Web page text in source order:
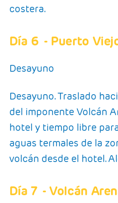
costera.
Día 6 - Puerto
Desayuno
Desayuno. Traslado
del imponente Volcán
hotel y tiempo libre
aguas termales de la
volcán desde el hotel.
Día 7 - Volcán